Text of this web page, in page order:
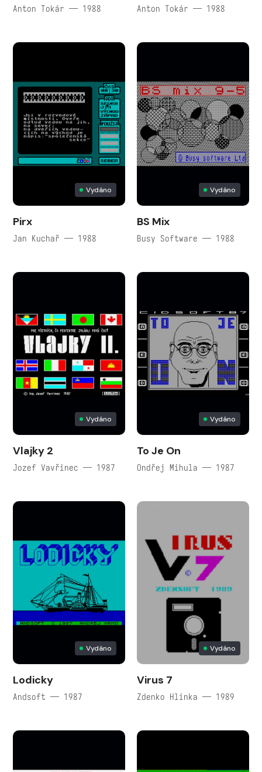
Anton Tokár — 1988 Anton Tokár — 1988
Vydáno
Pirx
Jan Kuchař — 1988
Vydáno
BS Mix
Busy Software — 1988
Vydáno
Vlajky 2
Jozef Vavřinec — 1987
Vydáno
To Je On
Ondřej Mihula — 1987
Vydáno
Lodicky
Andsoft — 1987
Vydáno
Virus 7
Zdenko Hlinka — 1989